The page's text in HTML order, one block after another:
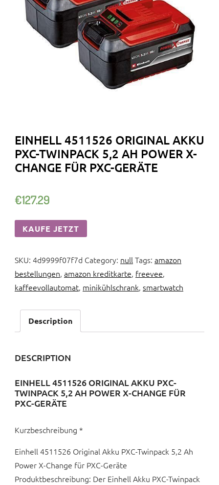
EINHELL 4511526 ORIGINAL AKKU
PXC-TWINPACK 5,2 AH POWER X-
CHANGE FÜR PXC-GERÄTE
€127.29
KAUFE JETZT
SKU: 4d9999f07f7d Category: nullTags: amazon
bestellungen, amazon kreditkarte, freevee,
kaffeevollautomat, minikühlschrank, smartwatch
Description
DESCRIPTION
EINHELL 4511526 ORIGINAL AKKU PXC-
TWINPACK 5,2 AH POWER X-CHANGE FÜR
PXC-GERÄTE
Kurzbeschreibung *
Einhell 4511526 Original Akku PXC-Twinpack 5,2 Ah
Power X-Change für PXC-Geräte
Produktbeschreibung: Der Einhell Akku PXC-Twinpack